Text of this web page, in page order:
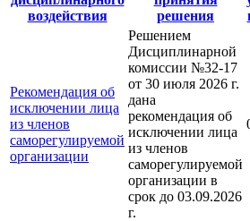
воздействия
решения
Рекомендация об
исключении лица
из членов
саморегулируемой
организации
Решением
Дисциплинарной
комиссии №32-17
от 30 июля 2026 г.
дана
рекомендация об
исключении лица
из членов
саморегулируемой
организации в
срок до 03.09.2026
г.